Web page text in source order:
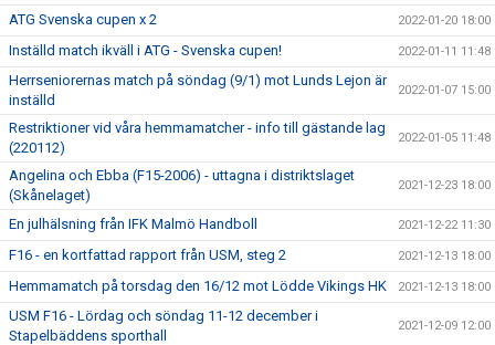
ATG Svenska cupen x 2 2022-01-20 18:00
Inställd match ikväll i ATG - Svenska cupen! 2022-01-11 11:48
Herrseniorernas match på söndag (9/1) mot Lunds Lejon är
inställd
2022-01-07 15:00
Restriktioner vid våra hemmamatcher - info till gästande lag
(220112)
2022-01-05 11:48
Angelina och Ebba (F15-2006) - uttagna i distriktslaget
(Skånelaget)
2021-12-23 18:00
En julhälsning från IFK Malmö Handboll 2021-12-22 11:30
F16 - en kortfattad rapport från USM, steg 2 2021-12-13 18:00
Hemmamatch på torsdag den 16/12 mot Lödde Vikings HK 2021-12-13 18:00
USM F16 - Lördag och söndag 11-12 december i
Stapelbäddens sporthall
2021-12-09 12:00